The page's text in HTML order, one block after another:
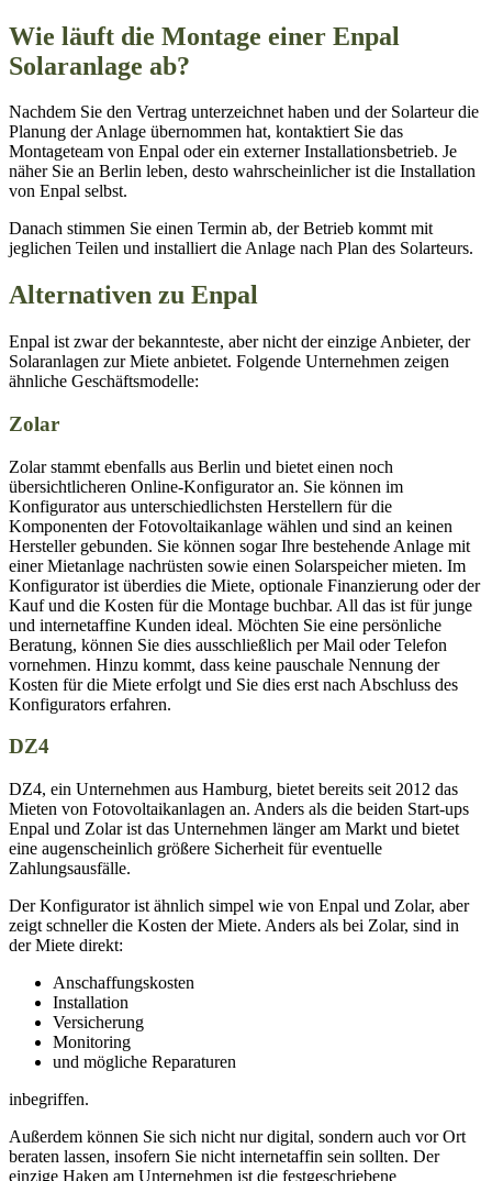
Wie läuft die Montage einer Enpal
Solaranlage ab?
Nachdem Sie den Vertrag unterzeichnet haben und der Solarteur die
Planung der Anlage übernommen hat, kontaktiert Sie das
Montageteam von Enpal oder ein externer Installationsbetrieb. Je
näher Sie an Berlin leben, desto wahrscheinlicher ist die Installation
von Enpal selbst.
Danach stimmen Sie einen Termin ab, der Betrieb kommt mit
jeglichen Teilen und installiert die Anlage nach Plan des Solarteurs.
Alternativen zu Enpal
Enpal ist zwar der bekannteste, aber nicht der einzige Anbieter, der
Solaranlagen zur Miete anbietet. Folgende Unternehmen zeigen
ähnliche Geschäftsmodelle:
Zolar
Zolar stammt ebenfalls aus Berlin und bietet einen noch
übersichtlicheren Online-Konfigurator an. Sie können im
Konfigurator aus unterschiedlichsten Herstellern für die
Komponenten der Fotovoltaikanlage wählen und sind an keinen
Hersteller gebunden. Sie können sogar Ihre bestehende Anlage mit
einer Mietanlage nachrüsten sowie einen Solarspeicher mieten. Im
Konfigurator ist überdies die Miete, optionale Finanzierung oder der
Kauf und die Kosten für die Montage buchbar. All das ist für junge
und internetaffine Kunden ideal. Möchten Sie eine persönliche
Beratung, können Sie dies ausschließlich per Mail oder Telefon
vornehmen. Hinzu kommt, dass keine pauschale Nennung der
Kosten für die Miete erfolgt und Sie dies erst nach Abschluss des
Konfigurators erfahren.
DZ4
DZ4, ein Unternehmen aus Hamburg, bietet bereits seit 2012 das
Mieten von Fotovoltaikanlagen an. Anders als die beiden Start-ups
Enpal und Zolar ist das Unternehmen länger am Markt und bietet
eine augenscheinlich größere Sicherheit für eventuelle
Zahlungsausfälle.
Der Konfigurator ist ähnlich simpel wie von Enpal und Zolar, aber
zeigt schneller die Kosten der Miete. Anders als bei Zolar, sind in
der Miete direkt:
Anschaffungskosten
Installation
Versicherung
Monitoring
und mögliche Reparaturen
inbegriffen.
Außerdem können Sie sich nicht nur digital, sondern auch vor Ort
beraten lassen, insofern Sie nicht internetaffin sein sollten. Der
einzige Haken am Unternehmen ist die festgeschriebene